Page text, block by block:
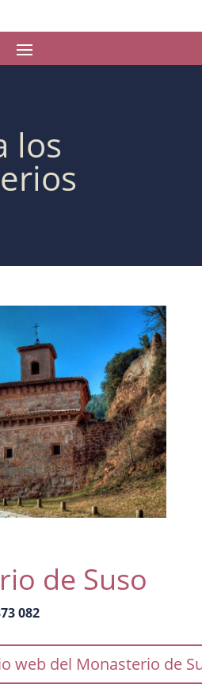
los
de Suso
082
web del Monasterio de